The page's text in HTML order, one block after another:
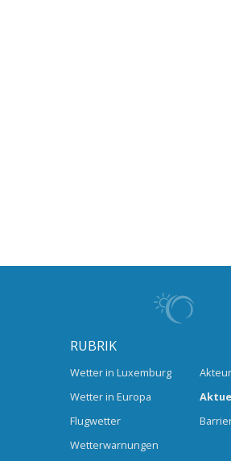
RUBRIK
Wetter in Luxemburg
Wetter in Europa
Flugwetter
Wetterwarnungen